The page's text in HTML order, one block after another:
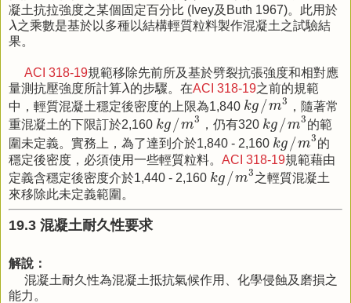
凝土抗拉強度之某個固定百分比 (Ivey及Buth 1967)。此用於
λ
λ之乘數是基於以多種以結構輕質粒料製作混凝土之試驗結
果。
ACI 318-19規範移除先前所及基於劈裂抗張強度和相對應
量測抗壓強度所計算λ
λ的步驟。在ACI 318-19之前的規範
中，輕質混凝土穩定後密度的上限為1,840 kg /m3
kg/m3
，隨著常
重混凝土的下限訂於2,160 kg /m3
kg/m3
，仍有320 kg /m3
kg/m 3
的範
圍未定義。實務上，為了達到介於1,840 - 2,160 kg /m3
kg/m 3
的
穩定後密度，必須使用一些輕質粒料。 ACI 318-19規範藉由
定義含穩定後密度介於1,440 - 2,160 kg /m3
k g /m 3
之輕質混凝土
來移除此未定義範圍。
19.3 混凝土耐久性要求
解說：
混凝土耐久性為混凝土抵抗氣候作用、化學侵蝕及磨損之
能力。